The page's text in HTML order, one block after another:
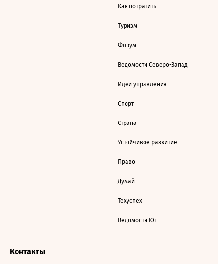
Как потратить
Туризм
Форум
Ведомости Северо-Запад
Идеи управления
Спорт
Страна
Устойчивое развитие
Право
Думай
Техуспех
Ведомости Юг
Контакты